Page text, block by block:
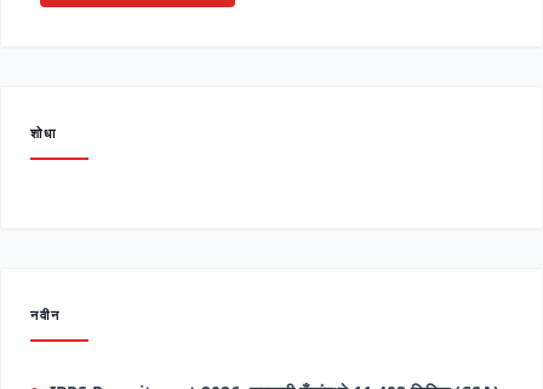
शोधा
नवीन